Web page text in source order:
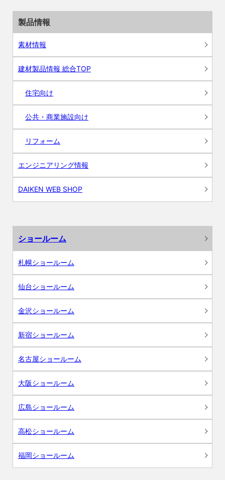
製品情報
素材情報
建材製品情報 総合TOP
住宅向け
公共・商業施設向け
リフォーム
エンジニアリング情報
DAIKEN WEB SHOP
ショールーム
札幌ショールーム
仙台ショールーム
金沢ショールーム
新宿ショールーム
名古屋ショールーム
大阪ショールーム
広島ショールーム
高松ショールーム
福岡ショールーム